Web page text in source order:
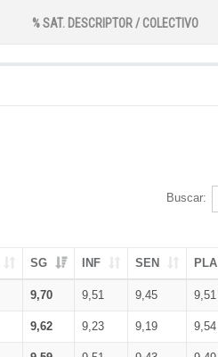
% SAT. DESCRIPTOR / COLECTIVO
Buscar:
SG INF SEN PLA
9,70 9,51 9,45 9,51
9,62 9,23 9,19 9,54